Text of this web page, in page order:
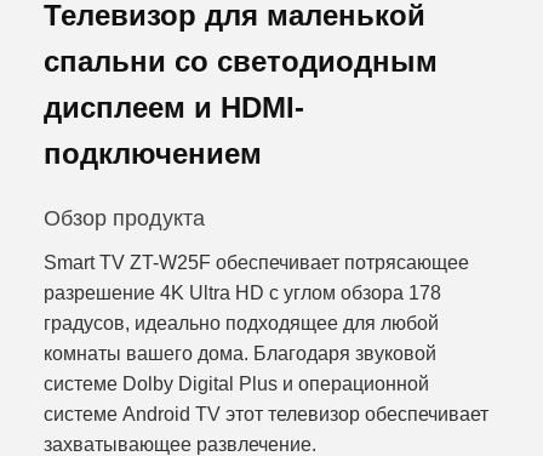
Телевизор для маленькой
спальни со светодиодным
дисплеем и HDMI-
подключением
Обзор продукта
Smart TV ZT-W25F обеспечивает потрясающее
разрешение 4K Ultra HD с углом обзора 178
градусов, идеально подходящее для любой
комнаты вашего дома. Благодаря звуковой
системе Dolby Digital Plus и операционной
системе Android TV этот телевизор обеспечивает
захватывающее развлечение.